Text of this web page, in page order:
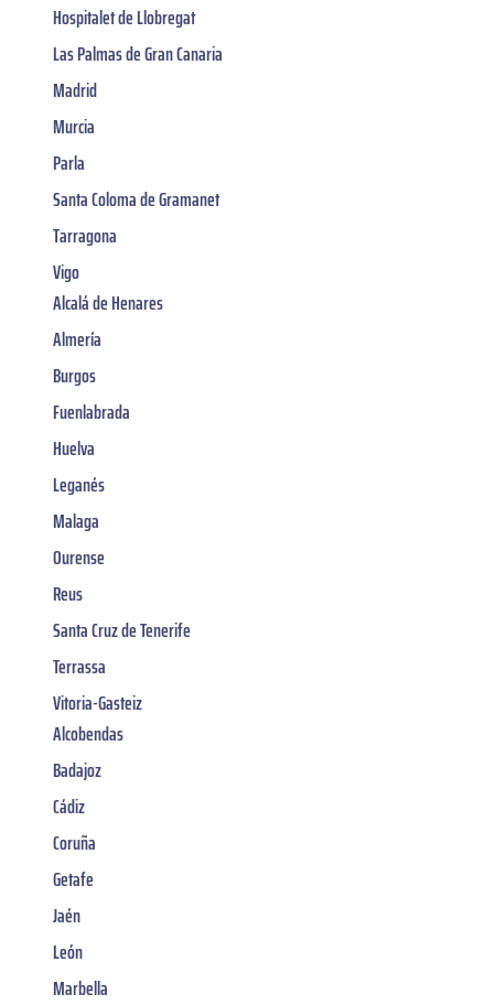
Hospitalet de Llobregat
Las Palmas de Gran Canaria
Madrid
Murcia
Parla
Santa Coloma de Gramanet
Tarragona
Vigo
Alcalá de Henares
Almería
Burgos
Fuenlabrada
Huelva
Leganés
Malaga
Ourense
Reus
Santa Cruz de Tenerife
Terrassa
Vitoria-Gasteiz
Alcobendas
Badajoz
Cádiz
Coruña
Getafe
Jaén
León
Marbella